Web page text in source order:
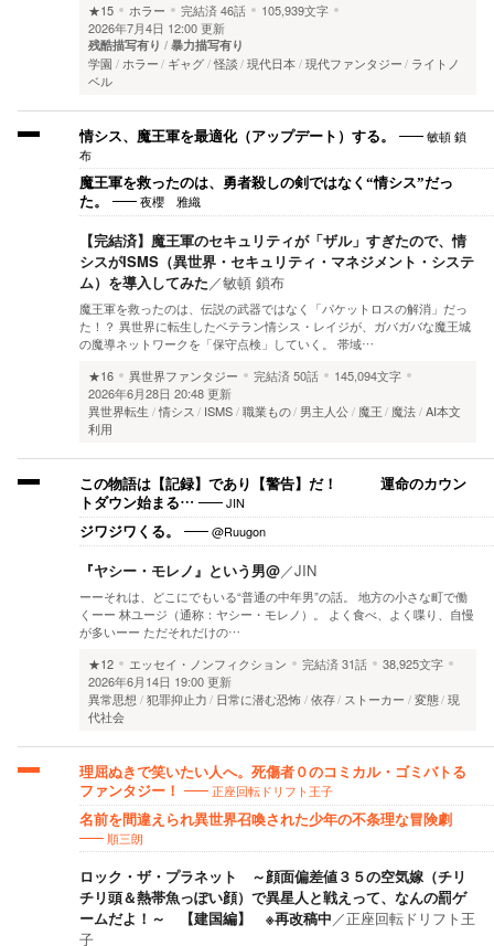
★15
ホラー 完結済46話
105,939文字
2026年7月4日 12:00 更新
残酷描写有り 暴力描写有り
学園 ホラー ギャグ 怪談 現代日本 現代ファンタジー
ライトノ
ベル
情シス、魔王軍を最適化（アップデート）する。
敏頓 鎖
布
魔王軍を救ったのは、勇者殺しの剣ではなく“情シス”だっ
た。
夜櫻 雅織
【完結済】魔王軍のセキュリティが「ザル」すぎたので、情
シスがISMS（異世界・セキュリティ・マネジメント・システ
ム）を導入してみた／敏頓 鎖布
魔王軍を救ったのは、伝説の武器ではなく「パケットロスの解消」だっ
た！？ 異世界に転生したベテラン情シス・レイジが、ガバガバな魔王城
の魔導ネットワークを「保守点検」していく。 帯域…
★16
異世界ファンタジー 完結済50話
145,094文字
2026年6月28日 20:48 更新
異世界転生 情シス ISMS 職業もの 男主人公 魔王 魔法 AI本文
利用
この物語は【記録】であり【警告】だ！ 運命のカウン
トダウン始まる…
JIN
ジワジワくる。 @Ruugon
『ヤシー・モレノ』という男@／JIN
ーーそれは、どこにでもいる“普通の中年男”の話。 地方の小さな町で働
くーー 林ユージ（通称：ヤシー・モレノ）。 よく食べ、よく喋り、自慢
が多いーー ただそれだけの…
★12
エッセイ・ノンフィクション 完結済31話
38,925文字
2026年6月14日 19:00 更新
異常思想
犯罪抑止力 日常に潜む恐怖 依存 ストーカー 変態 現
代社会
理屈ぬきで笑いたい人へ。死傷者０のコミカル・ゴミバトる
ファンタジー！
正座回転ドリフト王子
名前を間違えられ異世界召喚された少年の不条理な冒険劇
順三朗
ロック・ザ・プラネット ～顔面偏差値３５の空気嫁（チリ
チリ頭＆熱帯魚っぽい顔）で異星人と戦えって、なんの罰ゲ
ームだよ！～ 【建国編】 ※再改稿中／正座回転ドリフト王
子